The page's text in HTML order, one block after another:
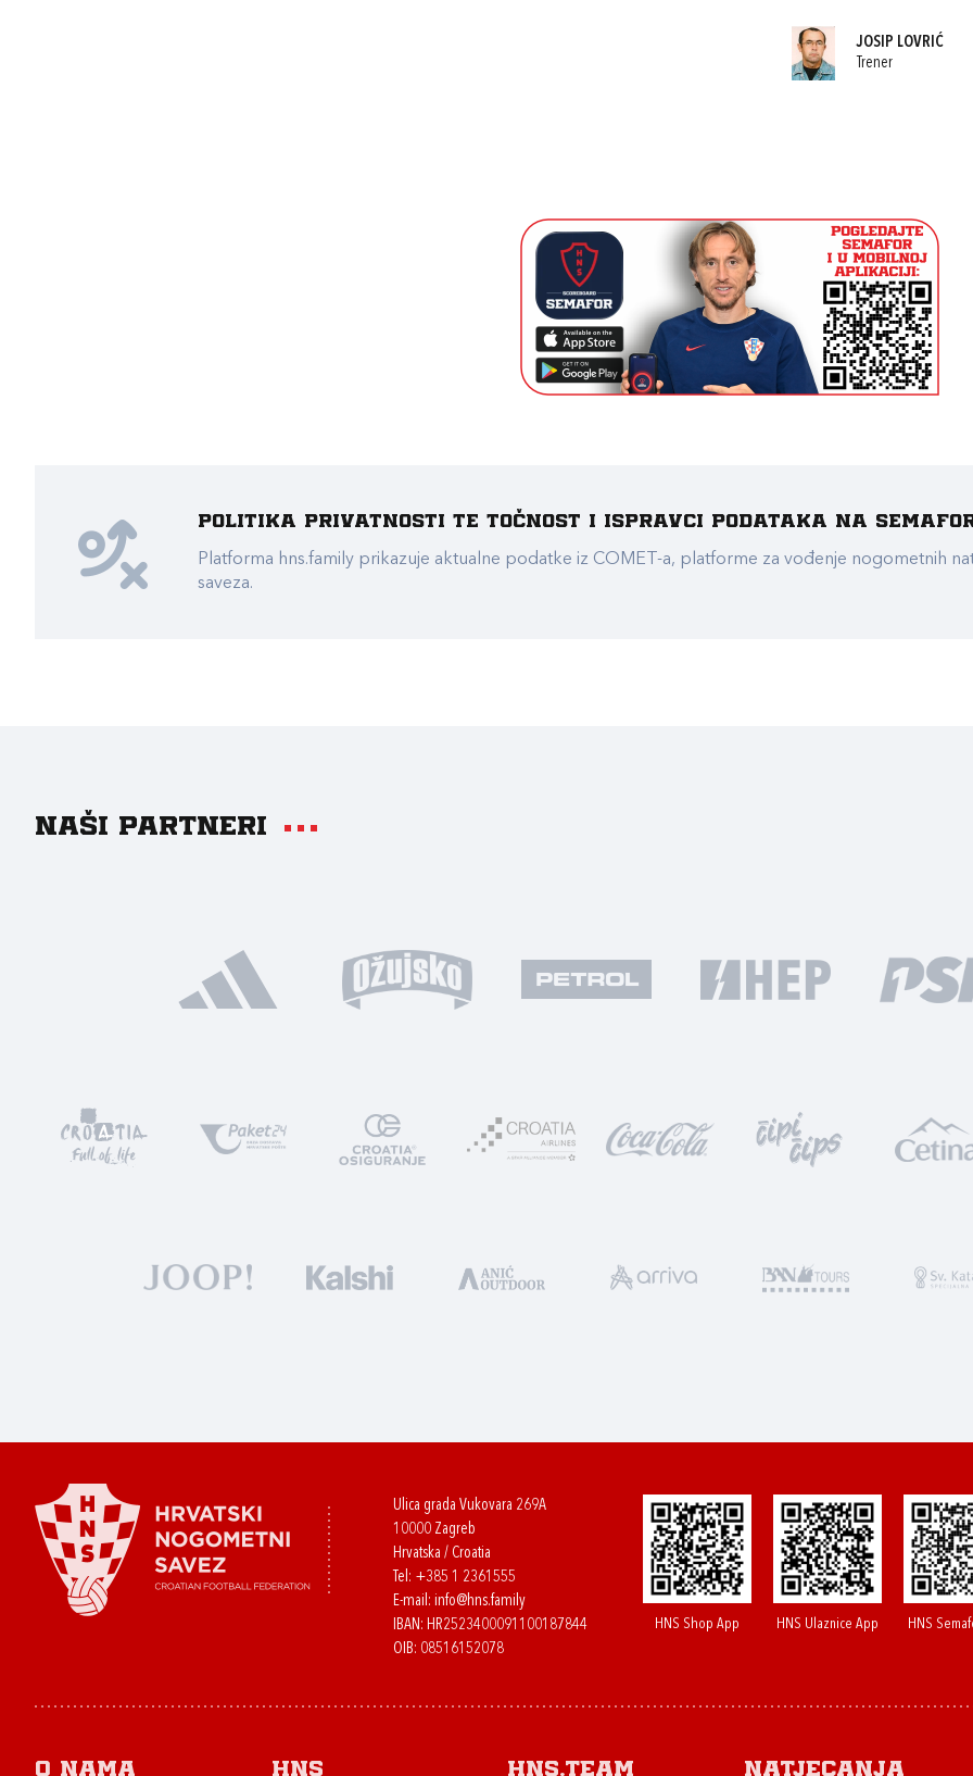
JOSIP LOVRIĆ
Trener
Politika privatnosti te točnost i ispravci podataka na
Platforma hns.family prikazuje aktualne podatke iz COMET-a, platforme za vođenje nogometnih
saveza.
Naši partneri
Ulica grada Vukovara 269A
10000 Zagreb
Hrvatska / Croatia
Tel: +385 1 2361555
E-mail: info@hns.family
IBAN: HR2523400091100187844
OIB: 08516152078
HNS Shop App HNS Ulaznice App HNS
O nama HNS HNS.team Natjecanja